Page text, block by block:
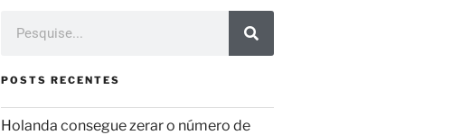
POSTS RECENTES
Holanda consegue zerar o número de